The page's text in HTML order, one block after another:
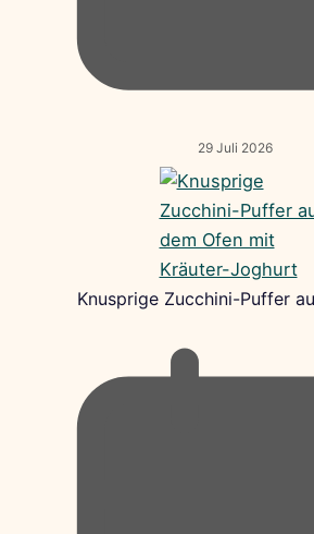
29 Juli 2026
Knusprige Zucchini-Puffer